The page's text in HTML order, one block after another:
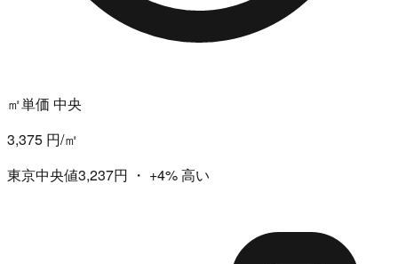
㎡単価 中央
3,375 円/㎡
東京中央値3,237円 ・ +4%高い